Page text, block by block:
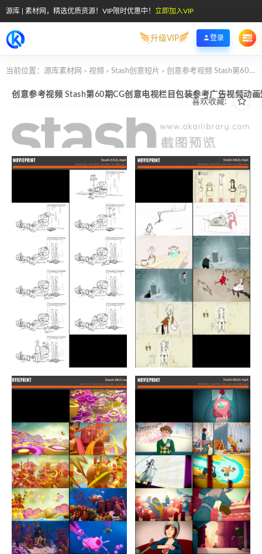
源库 | 素材网，精选优质资源！VIP限时优惠中！ 立即加入VIP
升级VIP 登录
当前位置： 源库素材网 > 视频 > Stash创意短片 > 创意参考视频 Stash第60期CG创意电视栏目包装参考广告视频动画短片
喜欢收藏:
创意参考视频 Stash第60期CG创意电视栏目包装参考广告视频动画